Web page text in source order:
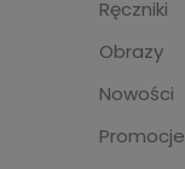
Ręczniki
Obrazy
Nowości
Promocje